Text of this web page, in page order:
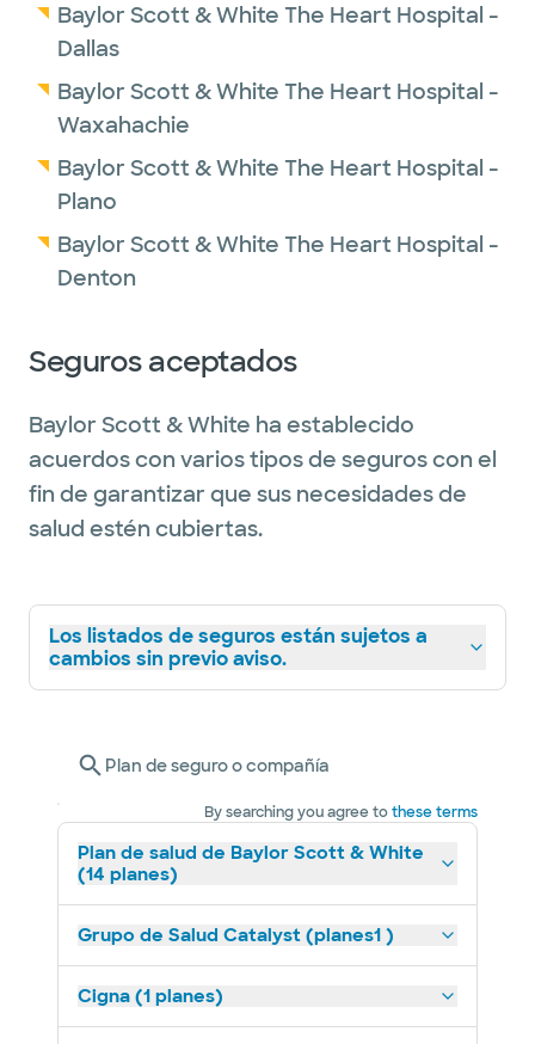
Baylor Scott & White The Heart Hospital -
Dallas
Baylor Scott & White The Heart Hospital -
Waxahachie
Baylor Scott & White The Heart Hospital -
Plano
Baylor Scott & White The Heart Hospital -
Denton
Seguros aceptados
Baylor Scott & White ha establecido
acuerdos con varios tipos de seguros con el
fin de garantizar que sus necesidades de
salud estén cubiertas.
Los listados de seguros están sujetos a
cambios sin previo aviso.
Plan de seguro o compañía
By searching you agree tothese terms
Plan de salud de Baylor Scott & White
(14 planes)
Grupo de Salud Catalyst (planes1 )
Cigna (1 planes)